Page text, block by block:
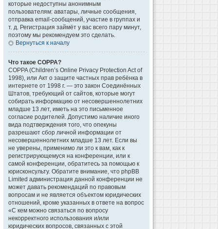
которые недоступны анонимным
пользователям: аватары, личные сообщения,
отправка email-сообщений, участие в группах и
т. д. Регистрация займёт у вас всего пару минут,
поэтому мы рекомендуем это сделать.
Вернуться к началу
Что такое COPPA?
COPPA (Children’s Online Privacy Protection Act of
1998), или Акт о защите частных прав ребёнка в
интернете от 1998 г. — это закон Соединённых
Штатов, требующий от сайтов, которые могут
собирать информацию от несовершеннолетних
младше 13 лет, иметь на это письменное
согласие родителей. Допустимо наличие иного
вида подтверждения того, что опекуны
разрешают сбор личной информации от
несовершеннолетних младше 13 лет. Если вы
не уверены, применимо ли это к вам, как к
регистрирующемуся на конференции, или к
самой конференции, обратитесь за помощью к
юрисконсульту. Обратите внимание, что phpBB
Limited администрация данной конференции не
может давать рекомендаций по правовым
вопросам и не является объектом юридических
отношений, кроме указанных в ответе на вопрос
«С кем можно связаться по вопросу
некорректного использования и/или
юридических вопросов, связанных с этой